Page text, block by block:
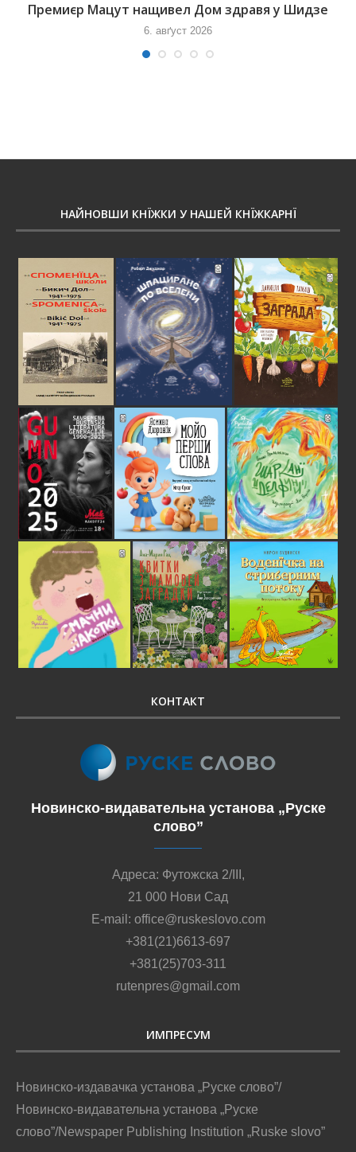
Премиєр Мацут нащивел Дом здравя у Шидзе
6. авґуст 2026
НАЙНОВШИ КНЇЖКИ У НАШЕЙ КНЇЖКАРНЇ
КОНТАКТ
Новинско-видавательна установа „Руске
слово”
Адреса: Футожска 2/III,
21 000 Нови Сад
E-mail: office@ruskeslovo.com
+381(21)6613-697
+381(25)703-311
rutenpres@gmail.com
ИМПРЕСУМ
Новинско-издавачка установа „Руске слово”/
Новинско-видавательна установа „Руске
слово”/Newspaper Publishing Institution „Ruske slovo”